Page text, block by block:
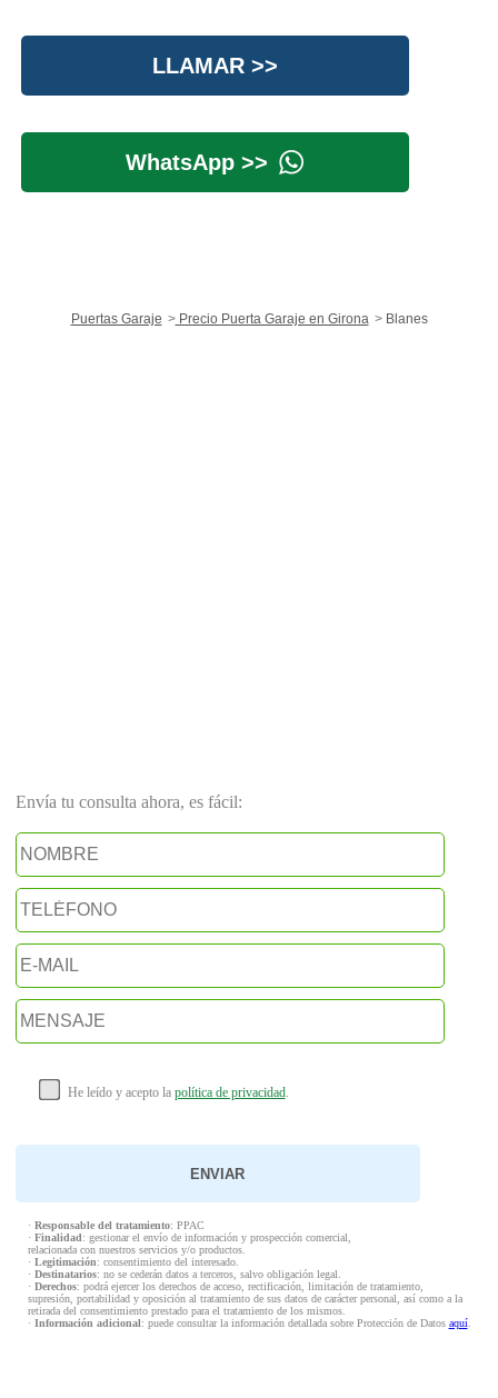
LLAMAR >>
WhatsApp >>
Puertas Garaje Precio Puerta Garaje en Girona Blanes
Envía tu consulta ahora, es fácil:
He leído y acepto la política de privacidad.
· Responsable del tratamiento: PPAC
· Finalidad: gestionar el envío de información y prospección comercial,
relacionada con nuestros servicios y/o productos.
· Legitimación: consentimiento del interesado.
· Destinatarios: no se cederán datos a terceros, salvo obligación legal.
· Derechos: podrá ejercer los derechos de acceso, rectificación, limitación de tratamiento,
supresión, portabilidad y oposición al tratamiento de sus datos de carácter personal, así como a la
retirada del consentimiento prestado para el tratamiento de los mismos.
· Información adicional: puede consultar la información detallada sobre Protección de Datos aquí.